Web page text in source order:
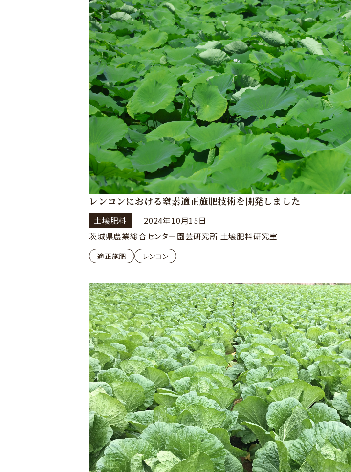
レンコンにおける窒素適正施肥技術を開発しました
土壌肥料
2024年10月15日
茨城県農業総合センター園芸研究所 土壌肥料研究室
適正施肥 レンコン